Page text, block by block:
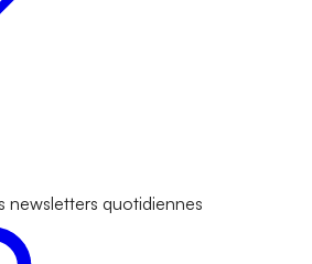
newsletters quotidiennes